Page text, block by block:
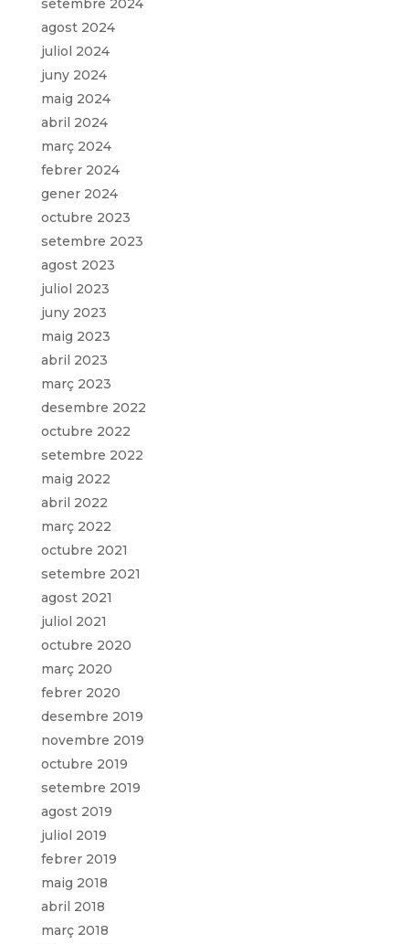
setembre 2024
agost 2024
juliol 2024
juny 2024
maig 2024
abril 2024
març 2024
febrer 2024
gener 2024
octubre 2023
setembre 2023
agost 2023
juliol 2023
juny 2023
maig 2023
abril 2023
març 2023
desembre 2022
octubre 2022
setembre 2022
maig 2022
abril 2022
març 2022
octubre 2021
setembre 2021
agost 2021
juliol 2021
octubre 2020
març 2020
febrer 2020
desembre 2019
novembre 2019
octubre 2019
setembre 2019
agost 2019
juliol 2019
febrer 2019
maig 2018
abril 2018
març 2018